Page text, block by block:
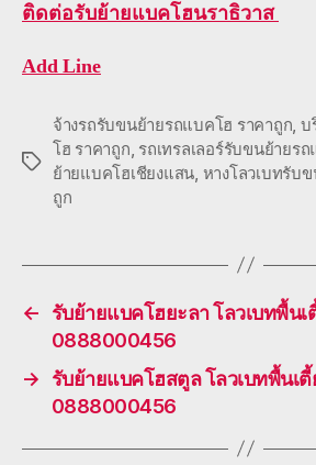
ติดต่อรับย้ายแบคโฮนราธิวาส
Add Line
Tags
จ้างรถรับขนย้ายรถแบคโฮ ราคาถูก, บ
โฮ ราคาถูก, รถเทรลเลอร์รับขนย้ายร
ย้ายแบคโฮเชียงแสน, หางโลวเบทรับ
ถูก
←
รับย้ายแบคโฮยะลา โลวเบทพื้นเ
0888000456
→
รับย้ายแบคโฮสตูล โลวเบทพื้นเตี้
0888000456